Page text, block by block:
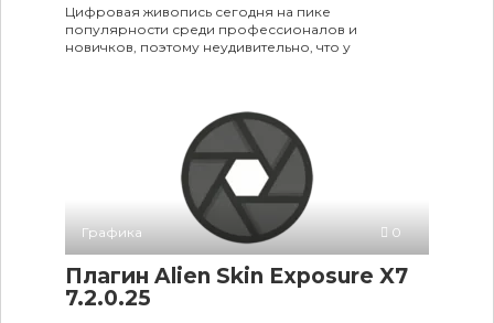
Цифровая живопись сегодня на пике
популярности среди профессионалов и
новичков, поэтому неудивительно, что у
Графика 0
Плагин Alien Skin Exposure X7
7.2.0.25